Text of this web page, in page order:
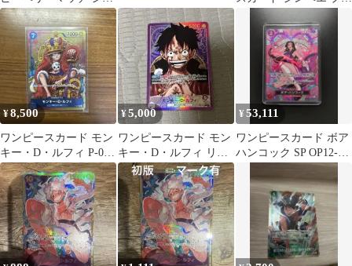
ンクス
¥8,500
ワンピースカード モン
キー・D・ルフィ P-043
プロモ
¥5,000
ワンピースカード モン
キー・D・ルフィ リー
ダーパラレル
¥53,111
ワンピースカード ボア
ハンコック SP OP12-
014 神の島の冒険